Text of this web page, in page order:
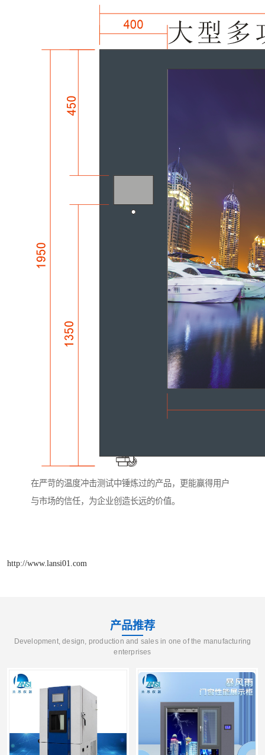
在严苛的温度冲击测试中锤炼过的产品，更能赢得用户
与市场的信任，为企业创造长远的价值。
http://www.lansi01.com
产品推荐
Development, design, production and sales in one of the manufacturing
enterprises